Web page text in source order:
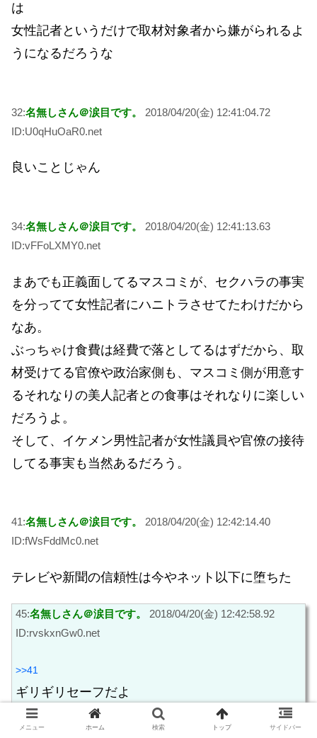
は
女性記者というだけで取材対象者から嫌がられるよ
うになるだろうな
32:名無しさん＠涙目です。
2018/04/20(金) 12:41:04.72
ID:U0qHuOaR0.net
良いことじゃん
34:名無しさん＠涙目です。
2018/04/20(金) 12:41:13.63
ID:vFFoLXMY0.net
まあでも正義面してるマスコミが、セクハラの事実
を分ってて女性記者にハニトラさせてたわけだから
なあ。
ぶっちゃけ食費は経費で落としてるはずだから、取
材受けてる官僚や政治家側も、マスコミ側が用意す
るそれなりの美人記者との食事はそれなりに楽しい
だろうよ。
そして、イケメン男性記者が女性議員や官僚の接待
してる事実も当然あるだろう。
41:名無しさん＠涙目です。
2018/04/20(金) 12:42:14.40
ID:fWsFddMc0.net
テレビや新聞の信頼性は今やネット以下に堕ちた
45:名無しさん＠涙目です。
2018/04/20(金) 12:42:58.92
ID:rvskxnGw0.net
>>41
ギリギリセーフだよ
メニュー ホーム 検索 トップ サイドバー